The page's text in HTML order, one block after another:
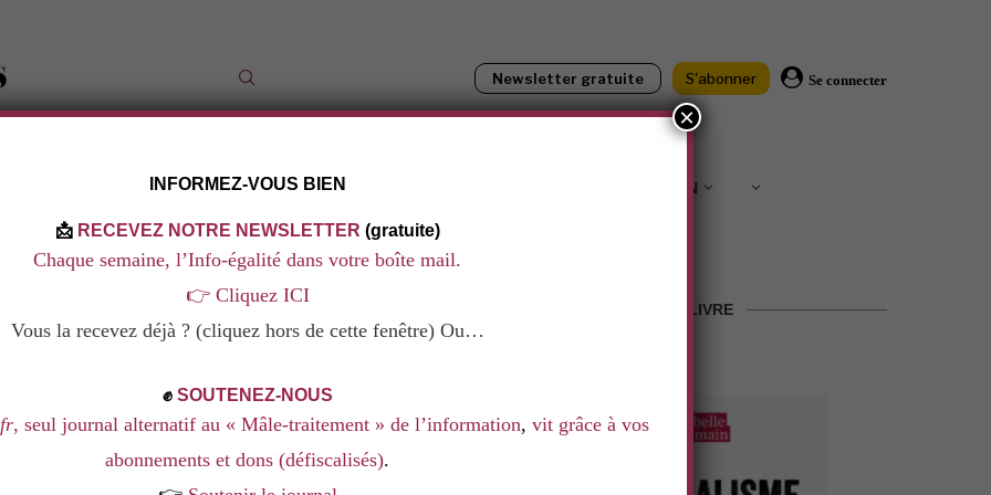
Newsletter gratuite S'abonner Se connecter
LES DOSSIERS NOS LIVRES SOUTENIR LNN
:
S’AMPLIFIE
LAMY
LE LIVRE
INFORMEZ-VOUS BIEN
📩 RECEVEZ NOTRE NEWSLETTER (gratuite)
Chaque semaine, l’Info-égalité dans votre boîte mail.
👉 Cliquez ICI
Vous la recevez déjà ? (cliquez hors de cette fenêtre) Ou…
✊ SOUTENEZ-NOUS
, seul journal alternatif au « Mâle-traitement » de l’information,vit grâce à vos
abonnements et dons (défiscalisés).
×